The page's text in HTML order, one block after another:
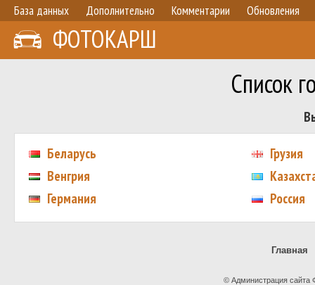
База данных Дополнительно Комментарии Обновления
ФОТОКАРШ
Список
Беларусь
Венгрия
Германия
Грузия
Россия
Главная
© Администрация